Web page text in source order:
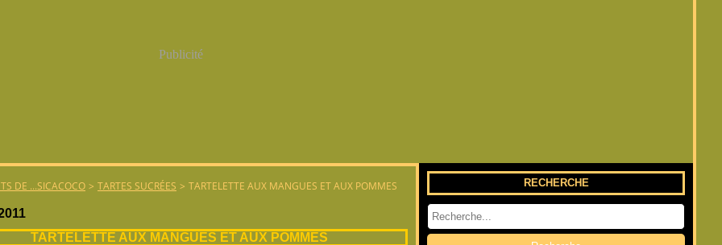
Publicité
DE ...SICACOCO > TARTES SUCRÉES > TARTELETTE AUX MANGUES ET AUX POMMES
TARTELETTE AUX MANGUES ET AUX POMMES
RECHERCHE